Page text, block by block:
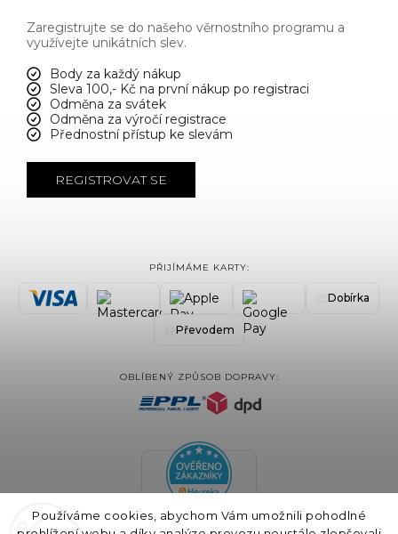
Používáme cookies, abychom Vám umožnili pohodlné
Zaregistrujte se do našeho věrnostního programu a
využívejte unikátních slev.
Body za každý nákup
Sleva 100,- Kč na první nákup po registraci
Odměna za svátek
Odměna za výročí registrace
Přednostní přístup ke slevám
REGISTROVAT SE
PŘIJÍMÁME KARTY:
Dobírka
Převodem
OBLÍBENÝ ZPŮSOB DOPRAVY: